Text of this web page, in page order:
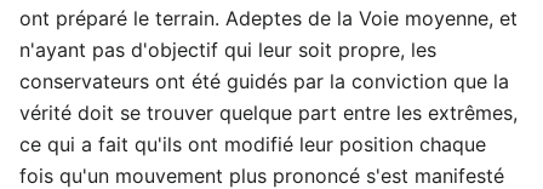
ont préparé le terrain. Adeptes de la Voie moyenne, et
n'ayant pas d'objectif qui leur soit propre, les
conservateurs ont été guidés par la conviction que la
vérité doit se trouver quelque part entre les extrêmes,
ce qui a fait qu'ils ont modifié leur position chaque
fois qu'un mouvement plus prononcé s'est manifesté